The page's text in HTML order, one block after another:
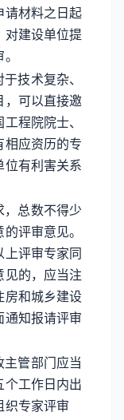
请材料之日起
对建设单位提
技术复杂、
，可以直接邀
程院院士、
相应资历的专
位有利害关系
，总数不得少
评审意见。
评审专家同
见的，应当注
房和城乡建设
通知报请评审
管部门应当
个工作日内出
织专家评审